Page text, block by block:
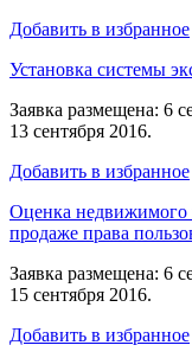
Добавить в избранное
Установка системы
Заявка размещена: 6
13 сентября 2016.
Добавить в избранное
Оценка недвижимого
продаже права
Заявка размещена: 6
15 сентября 2016.
Добавить в избранное